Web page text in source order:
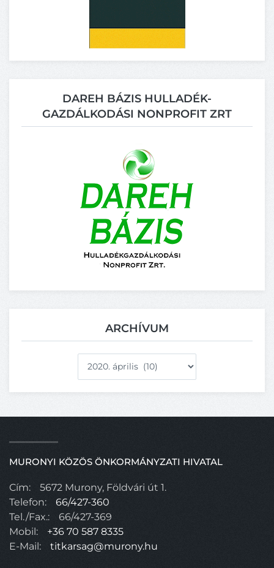
DAREH BÁZIS HULLADÉK-
GAZDÁLKODÁSI NONPROFIT ZRT
ARCHÍVUM
MURONYI KÖZÖS ÖNKORMÁNYZATI HIVATAL
Cím:
5672 Murony, Földvári út 1.
Telefon:
66/427-360
Tel./Fax.:
66/427-369
Mobil:
+36 70 587 8335
E-Mail:
titkarsag@murony.hu